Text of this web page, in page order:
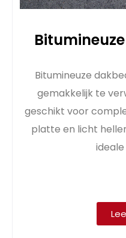
Bitumineuze
gemakkelijk te
geschikt voor
platte en licht